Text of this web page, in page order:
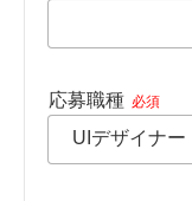
応募職種 必須